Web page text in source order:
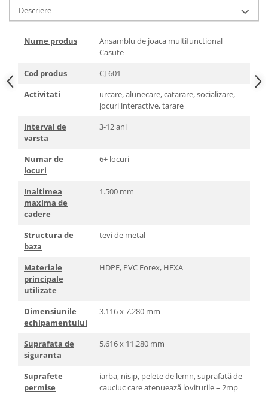
Descriere
Nume produs
Ansamblu de joaca multifunctional
Casute
Cod produs
CJ-601
Activitati
urcare, alunecare, catarare, socializare,
jocuri interactive, tarare
Interval de
varsta
3-12 ani
Numar de
locuri
6+ locuri
Inaltimea
maxima de
cadere
1.500 mm
Structura de
baza
tevi de metal
Materiale
principale
utilizate
HDPE, PVC Forex, HEXA
Dimensiunile
echipamentului
3.116 x 7.280 mm
Suprafata de
siguranta
5.616 x 11.280 mm
Suprafete
permise
iarba, nisip, pelete de lemn, suprafață de
cauciuc care atenuează loviturile – 2mp